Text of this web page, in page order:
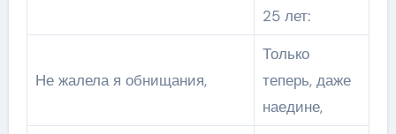
25 лет:
Не жалела я обнищания,
Только
теперь, даже
наедине,